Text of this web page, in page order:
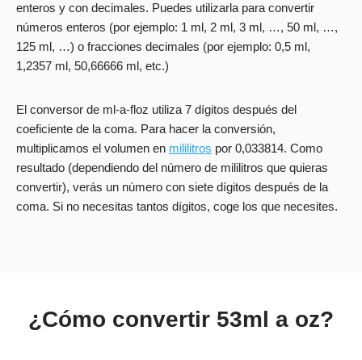
enteros y con decimales. Puedes utilizarla para convertir
números enteros (por ejemplo: 1 ml, 2 ml, 3 ml, …, 50 ml, …,
125 ml, …) o fracciones decimales (por ejemplo: 0,5 ml,
1,2357 ml, 50,66666 ml, etc.)
El conversor de ml-a-floz utiliza 7 dígitos después del
coeficiente de la coma. Para hacer la conversión,
multiplicamos el volumen en mililitros por 0,033814. Como
resultado (dependiendo del número de mililitros que quieras
convertir), verás un número con siete dígitos después de la
coma. Si no necesitas tantos dígitos, coge los que necesites.
¿Cómo convertir 53ml a oz?